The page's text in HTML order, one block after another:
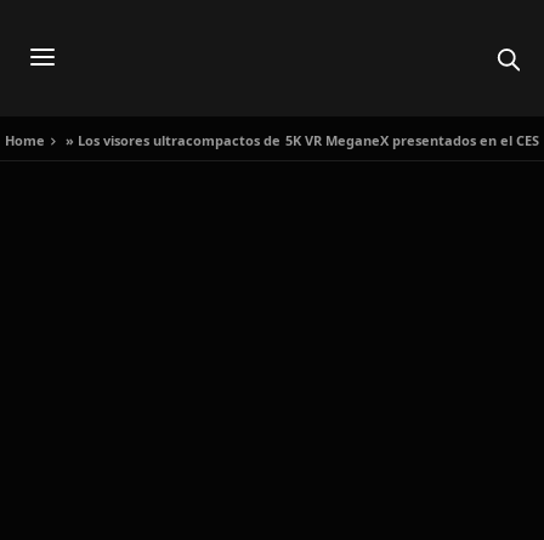
Home » Los visores ultracompactos de 5K VR MeganeX presentados en el CES